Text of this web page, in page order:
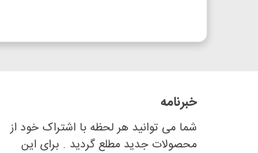
خبرنامه
شما می توانید هر لحظه با اشتراک خود از
محصولات جدید مطلع گردید . برای این